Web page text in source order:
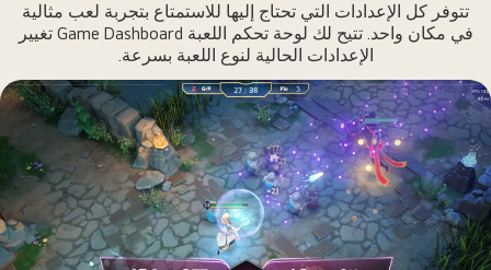
وهي
تتحرك
شارع
بأضواء
براقة
في
المدينة
وقت
الغسق.
تتوفر كل الإعدادات التي تحتاج إليها للاستمتاع بتجربة لعب مثالية
في مكان واحد. تتيح لك لوحة تحكم اللعبة Game Dashboard تغيير
الإعدادات الحالية لنوع اللعبة بسرعة.